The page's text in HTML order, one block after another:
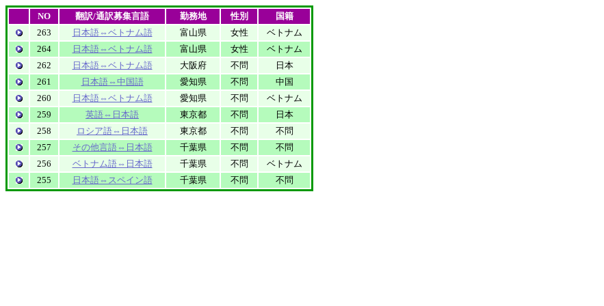
NO 翻訳/通訳募集言語 勤務地 性別
国籍
263
日本語⇔ベトナム語 富山県 女性
ベトナム
264
日本語⇔ベトナム語 富山県 女性
ベトナム
262
日本語⇔ベトナム語 大阪府 不問
日本
261
日本語⇔中国語 愛知県 不問
中国
260
日本語⇔ベトナム語 愛知県 不問
ベトナム
259
英語⇔日本語 東京都 不問
日本
258
ロシア語⇔日本語 東京都 不問
不問
257
その他言語⇔日本語 千葉県 不問
不問
256
ベトナム語⇔日本語 千葉県 不問
ベトナム
255
日本語⇔スペイン語 千葉県 不問 不問